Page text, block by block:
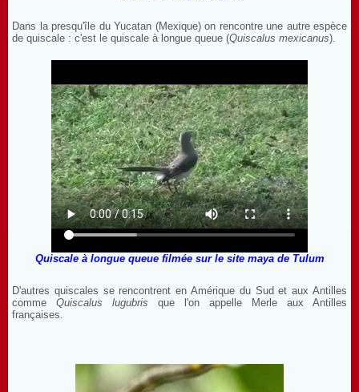
Dans la presqu'île du Yucatan (Mexique) on rencontre une autre espèce
de quiscale : c'est le quiscale à longue queue (Quiscalus mexicanus).
Quiscale à longue queue filmée sur le site maya de Tulum
D'autres quiscales se rencontrent en Amérique du Sud et aux Antilles
comme Quiscalus lugubris que l'on appelle Merle aux Antilles
françaises.